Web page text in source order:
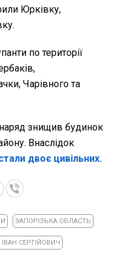
Юрківку,
по території
Чарівного та
знищив будинок
Внаслідок
двоє цивільних.
ЗАПОРІЗЬКА ОБЛАСТЬ
СЕРГІЙОВИЧ